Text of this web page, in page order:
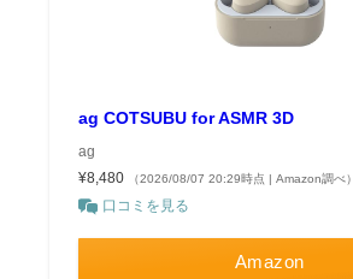
ag COTSUBU for ASMR 3D
ag
¥8,480
（2026/08/07 20:29時点 | Amazon調べ）
口コミを見る
Amazon